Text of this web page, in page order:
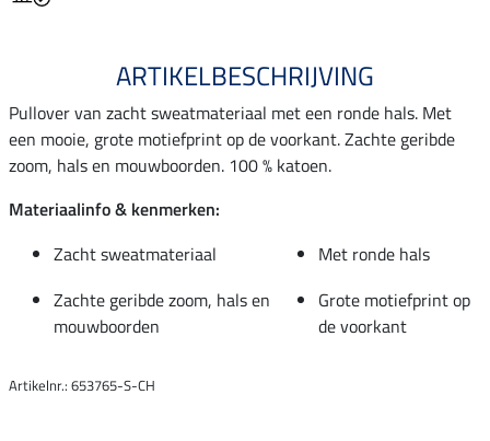
ARTIKELBESCHRIJVING
Pullover van zacht sweatmateriaal met een ronde hals. Met
een mooie, grote motiefprint op de voorkant. Zachte geribde
zoom, hals en mouwboorden. 100 % katoen.
Materiaalinfo & kenmerken:
Zacht sweatmateriaal
Met ronde hals
Zachte geribde zoom, hals en
mouwboorden
Grote motiefprint op
de voorkant
Artikelnr.: 653765-S-CH